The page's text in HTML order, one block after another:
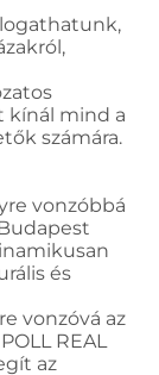
kínál mind a
számára.
vonzóbbá
és
vonzóvá az
REAL
az